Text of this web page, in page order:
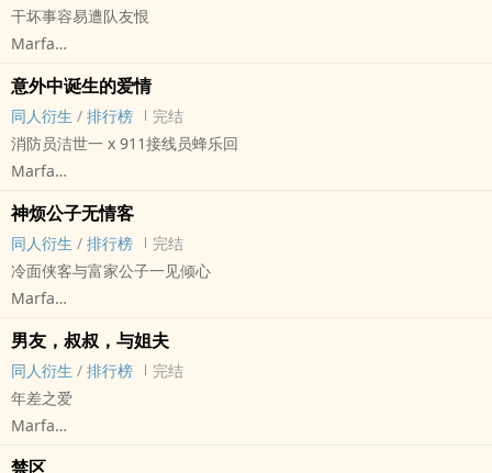
干坏事容易遭队友恨
Marfa
完结 - 荤素均衡
意外中诞生的爱情
同人衍生 / 排行榜
完结
消防员洁世一 x 911接线员蜂乐回
Marfa
蓝色监狱 - 洁世一x蜂乐回 同人衍生 - BL - 短篇 - 完结
职业文 - 因缘邂逅
神烦公子无情客
同人衍生 / 排行榜
完结
冷面侠客与富家公子一见倾心
Marfa
完结 - 古代 - 轻松 - 武侠
中篇
男友，叔叔，与姐夫
同人衍生 / 排行榜
完结
年差之爱
Marfa
禁区